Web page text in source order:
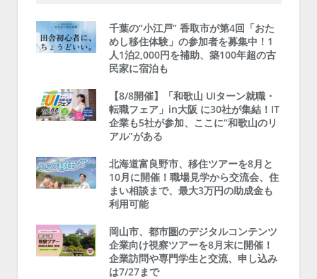
千葉の“小江戸” 香取市が第4回「おた
めし移住体験」の参加者を募集中！1
人1泊2,000円を補助、築100年超の古
民家に宿泊も
【8/8開催】「和歌山 UIターン就職・
転職フェア」in大阪 に30社が集結！IT
企業も5社が参加、ここに“和歌山のリ
アル”がある
北海道富良野市、移住ツアーを8月と
10月に開催！職場見学から交流会、住
まい相談まで、最大3万円の助成金も
利用可能
岡山市、都市圏のデジタルコンテンツ
企業向け視察ツアーを8月末に開催！
企業訪問や専門学生と交流、申し込み
は7/27まで